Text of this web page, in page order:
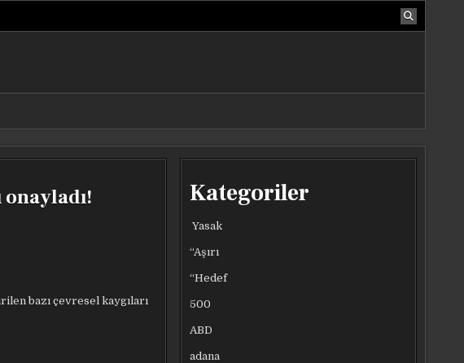
onayladı!
bazı çevresel kaygıları
Kategoriler
Yasak
“Aşırı
“Hedef
500
ABD
adana